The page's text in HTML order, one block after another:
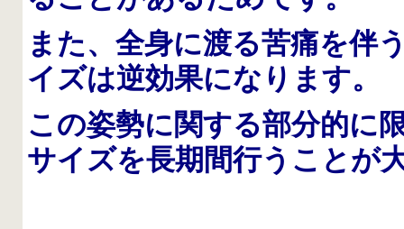
また、全身に渡る苦痛を伴
イズは逆効果になります。
この姿勢に関する部分的に
サイズを長期間行うことが